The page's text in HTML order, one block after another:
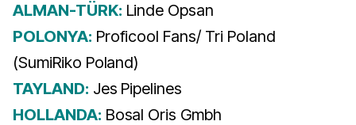
ALMAN-TÜRK: Linde Opsan
POLONYA: Proficool Fans/ Tri Poland
(SumiRiko Poland)
TAYLAND: Jes Pipelines
HOLLANDA: Bosal Oris Gmbh